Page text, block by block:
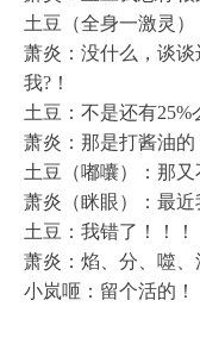
土豆（全身一激灵
萧炎：没什么，谈
我?！
土豆：不是还有25%
萧炎：那是打酱油的
土豆（嘟囔）：那
萧炎（眯眼）：最
土豆：我错了！！！
萧炎：焰、分、噬、
小岚咂：留个活的！